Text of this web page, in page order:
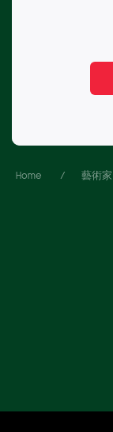
Home 藝術家